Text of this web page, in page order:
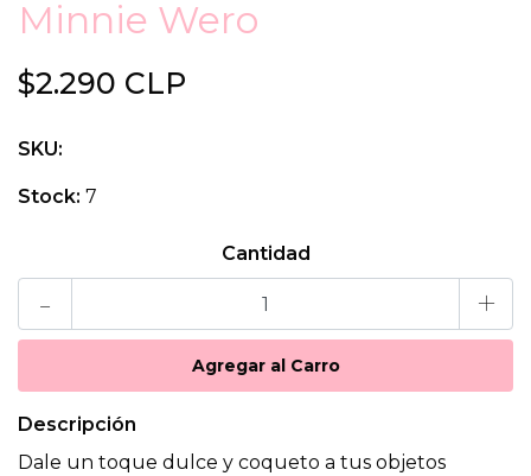
Minnie Wero
$2.290 CLP
SKU:
Stock: 7
Cantidad
- +
Descripción
Dale un toque dulce y coqueto a tus objetos